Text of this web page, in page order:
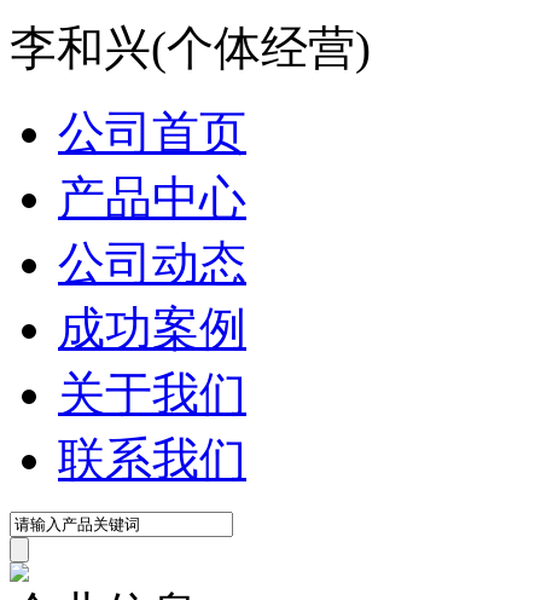
李和兴(个体经营)
公司首页
产品中心
公司动态
成功案例
关于我们
联系我们